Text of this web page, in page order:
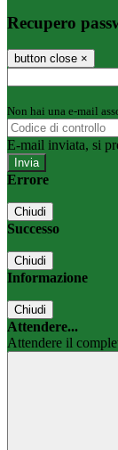
Recupero
button close ×
Non hai una e-mail
E-mail inviata, si
Errore
Chiudi
Successo
Chiudi
Informazione
Chiudi
Attendere...
Attendere il